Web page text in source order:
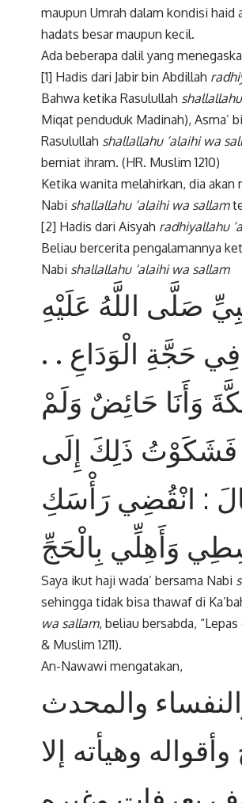
maupun Umrah dalam kondisi haid
hadats besar maupun kecil.
Ada beberapa dalil yang
[1] Hadis dari Jabir bin Abdillah
Bahwa ketika Rasulullah
Miqat penduduk Madinah), Asma’
Rasulullah shallallahu ‘alaihi wa
berniat ihram. (HR. Muslim 1210)
Ketika wanita melahirkan, dia
Nabi shallallahu ‘alaihi wa sallam
[2] Hadis dari Aisyah radhiyallahu
Beliau bercerita pengalamannya
Nabi shallallahu ‘alaihi wa sallam
صَلَّى اللَّهُ عَلَيْهِ
حَجَّةِ الْوَدَاعِ . .
وَأَنَا حَائِضٌ وَلَمْ
، فَشَكَوْتُ ذَلِكَ إِلَى
: انْقُضِي رَأْسَكِ
وَأَهِلِّي بِالْحَجِّ
Saya ikut haji wada’ bersama Nabi
sehingga tidak bisa thawaf di
wa sallam, beliau bersabda,
& Muslim 1211).
An-Nawawi mengatakan,
والمحدث
وهيأته إلا